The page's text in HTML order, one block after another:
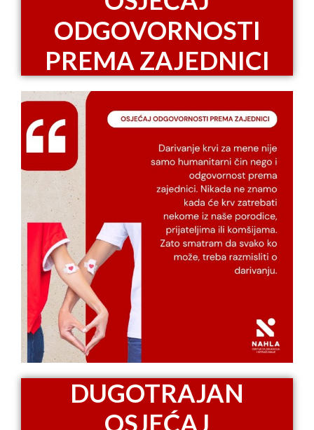
ODGOVORNOSTI
PREMA ZAJEDNICI
DUGOTRAJAN
OSJEĆAJ